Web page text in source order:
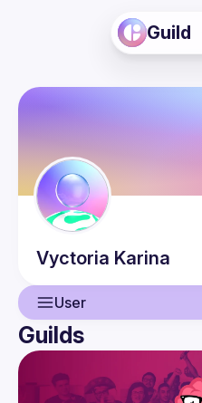
Guild
Vyctoria Karina
User
User
Events
Guilds